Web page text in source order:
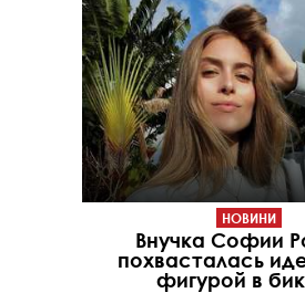
НОВИНИ
Внучка Софии
похвасталась
фигурой в